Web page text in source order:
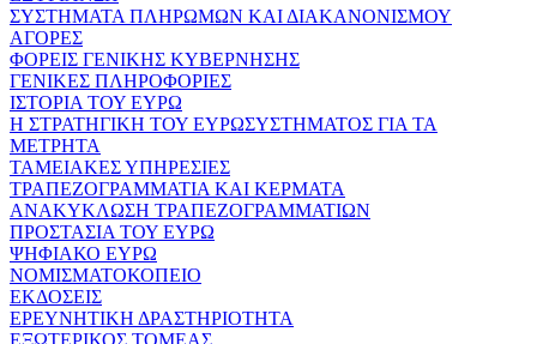
ΣΥΣΤΗΜΑΤΑ ΠΛΗΡΩΜΩΝ ΚΑΙ ΔΙΑΚΑΝΟΝΙΣΜΟΥ
ΑΓΟΡΕΣ
ΦΟΡΕΙΣ ΓΕΝΙΚΗΣ ΚΥΒΕΡΝΗΣΗΣ
ΓΕΝΙΚΕΣ ΠΛΗΡΟΦΟΡΙΕΣ
ΙΣΤΟΡΙΑ ΤΟΥ ΕΥΡΩ
Η ΣΤΡΑΤΗΓΙΚΗ ΤΟΥ ΕΥΡΩΣΥΣΤΗΜΑΤΟΣ ΓΙΑ ΤΑ
ΜΕΤΡΗΤΑ
ΤΑΜΕΙΑΚΕΣ ΥΠΗΡΕΣΙΕΣ
ΤΡΑΠΕΖΟΓΡΑΜΜΑΤΙΑ ΚΑΙ ΚΕΡΜΑΤΑ
ΑΝΑΚΥΚΛΩΣΗ ΤΡΑΠΕΖΟΓΡΑΜΜΑΤΙΩΝ
ΠΡΟΣΤΑΣΙΑ ΤΟΥ ΕΥΡΩ
ΨΗΦΙΑΚΟ ΕΥΡΩ
ΝΟΜΙΣΜΑΤΟΚΟΠΕΙΟ
ΕΚΔΟΣΕΙΣ
ΕΡΕΥΝΗΤΙΚΗ ΔΡΑΣΤΗΡΙΟΤΗΤΑ
ΕΞΩΤΕΡΙΚΟΣ ΤΟΜΕΑΣ